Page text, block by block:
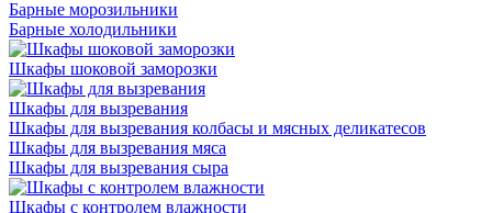
Барные морозильники
Барные холодильники
Шкафы шоковой заморозки
Шкафы для вызревания
Шкафы для вызревания колбасы и мясных деликатесов
Шкафы для вызревания мяса
Шкафы для вызревания сыра
Шкафы с контролем влажности